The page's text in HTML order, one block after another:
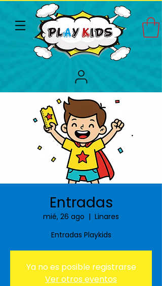
Entradas
mié, 26 ago
  |
Linares
Entradas Playkids
Ya no es posible registrarse
Ver otros eventos